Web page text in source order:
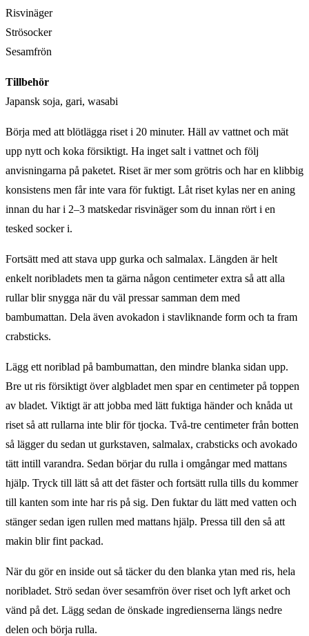
Risvinäger
Strösocker
Sesamfrön
Tillbehör
Japansk soja, gari, wasabi
Börja med att blötlägga riset i 20 minuter. Häll av vattnet och mät
upp nytt och koka försiktigt. Ha inget salt i vattnet och följ
anvisningarna på paketet. Riset är mer som grötris och har en klibbig
konsistens men får inte vara för fuktigt. Låt riset kylas ner en aning
innan du har i 2–3 matskedar risvinäger som du innan rört i en
tesked socker i.
Fortsätt med att stava upp gurka och salmalax. Längden är helt
enkelt noribladets men ta gärna någon centimeter extra så att alla
rullar blir snygga när du väl pressar samman dem med
bambumattan. Dela även avokadon i stavliknande form och ta fram
crabsticks.
Lägg ett noriblad på bambumattan, den mindre blanka sidan upp.
Bre ut ris försiktigt över algbladet men spar en centimeter på toppen
av bladet. Viktigt är att jobba med lätt fuktiga händer och knåda ut
riset så att rullarna inte blir för tjocka. Två-tre centimeter från botten
så lägger du sedan ut gurkstaven, salmalax, crabsticks och avokado
tätt intill varandra. Sedan börjar du rulla i omgångar med mattans
hjälp. Tryck till lätt så att det fäster och fortsätt rulla tills du kommer
till kanten som inte har ris på sig. Den fuktar du lätt med vatten och
stänger sedan igen rullen med mattans hjälp. Pressa till den så att
makin blir fint packad.
När du gör en inside out så täcker du den blanka ytan med ris, hela
noribladet. Strö sedan över sesamfrön över riset och lyft arket och
vänd på det. Lägg sedan de önskade ingredienserna längs nedre
delen och börja rulla.